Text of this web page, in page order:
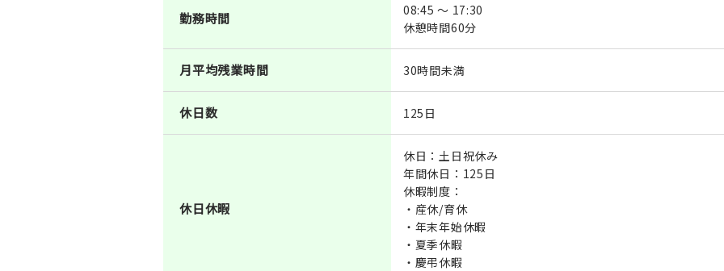
勤務時間
08:45 ～ 17:30
休憩時間60分
月平均残業時間 30時間未満
休日数 125日
休日休暇
休日：土日祝休み
年間休日：125日
休暇制度：
・産休/育休
・年末年始休暇
・夏季休暇
・慶弔休暇